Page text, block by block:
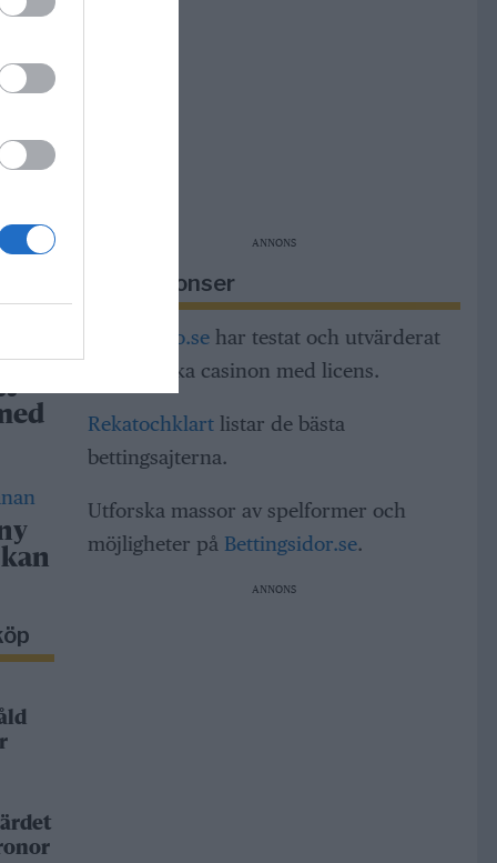
och
ANNONS
Riksannonser
Casinorino.sehar testat och utvärderat
alla svenska casinon med licens.
Rekatochklartlistar de bästa
bettingsajterna.
Utforska massor av spelformer och
möjligheter på Bettingsidor.se.
ANNONS